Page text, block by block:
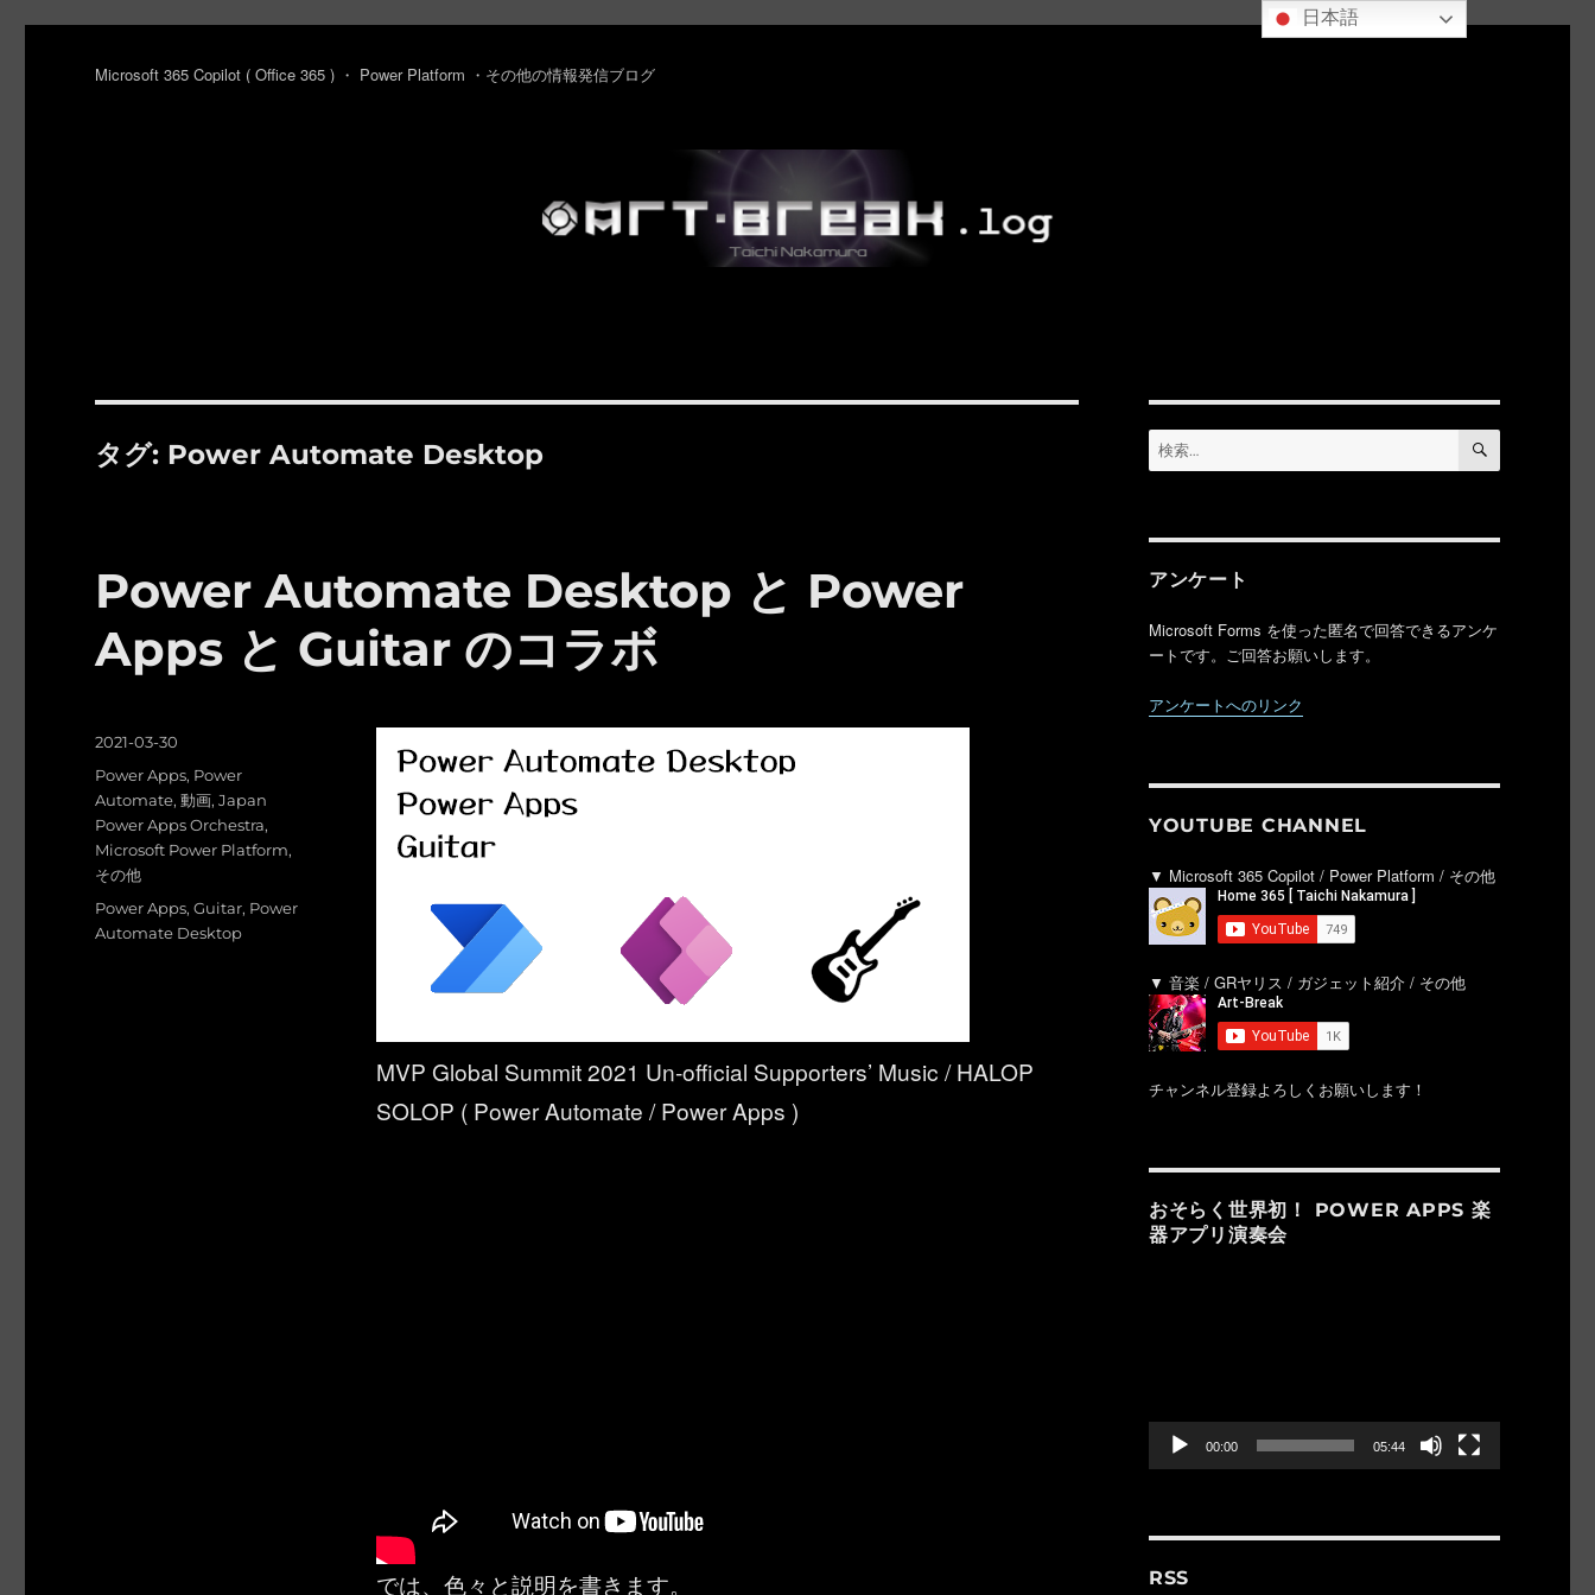
Microsoft 365 Copilot ( Office 365 ) ・ Power Platform ・その他の情報発信ブログ
タグ: Power Automate Desktop
Power Automate Desktop と Power
Apps と Guitar のコラボ
MVP Global Summit 2021 Un-official Supporters’ Music / HALOP
SOLOP ( Power Automate / Power Apps )
では、色々と説明を書きます。
投
2021-03-30
カ
テ
ゴ
リ
ー
Power Apps, Power
Automate,動画,Japan
Power Apps Orchestra,
Microsoft Power Platform,
その他
タ
グ
Power Apps,Guitar, Power
Automate Desktop
検
索:
検
アンケート
Microsoft Forms を使った匿名で回答できるアンケ
ートです。ご回答お願いします。
アンケートへのリンク
YOUTUBE CHANNEL
▼ Microsoft 365 Copilot / Power Platform / その他
▼ 音楽 / GRヤリス / ガジェット紹介 / その他
チャンネル登録よろしくお願いします！
おそらく世界初！ POWER APPS 楽
器アプリ演奏会
00:00 05:44
RSS
日本語